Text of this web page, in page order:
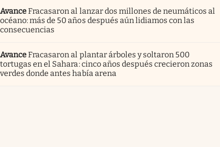
AvanceFracasaron al lanzar dos millones de neumáticos al
océano: más de 50 años después aún lidiamos con las
consecuencias
AvanceFracasaron al plantar árboles y soltaron 500
tortugas en el Sahara: cinco años después crecieron zonas
verdes donde antes había arena